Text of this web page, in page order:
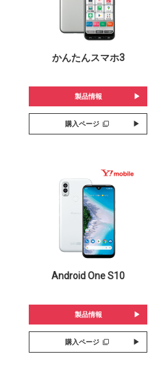
かんたんスマホ3
製品情報
購入ページ
Android One S10
製品情報
購入ページ